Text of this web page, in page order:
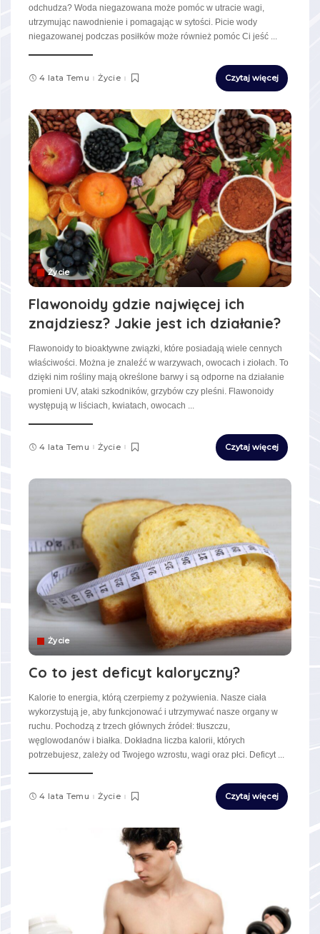
odchudza? Woda niegazowana może pomóc w utracie wagi,
utrzymując nawodnienie i pomagając w sytości. Picie wody
niegazowanej podczas posiłków może również pomóc Ci jeść ...
4 lata Temu Życie Czytaj więcej
Życie
Flawonoidy gdzie najwięcej ich
znajdziesz? Jakie jest ich działanie?
Flawonoidy to bioaktywne związki, które posiadają wiele cennych
właściwości. Można je znaleźć w warzywach, owocach i ziołach. To
dzięki nim rośliny mają określone barwy i są odporne na działanie
promieni UV, ataki szkodników, grzybów czy pleśni. Flawonoidy
występują w liściach, kwiatach, owocach ...
4 lata Temu Życie Czytaj więcej
Życie
Co to jest deficyt kaloryczny?
Kalorie to energia, którą czerpiemy z pożywienia. Nasze ciała
wykorzystują je, aby funkcjonować i utrzymywać nasze organy w
ruchu. Pochodzą z trzech głównych źródeł: tłuszczu,
węglowodanów i białka. Dokładna liczba kalorii, których
potrzebujesz, zależy od Twojego wzrostu, wagi oraz płci. Deficyt ...
4 lata Temu Życie Czytaj więcej